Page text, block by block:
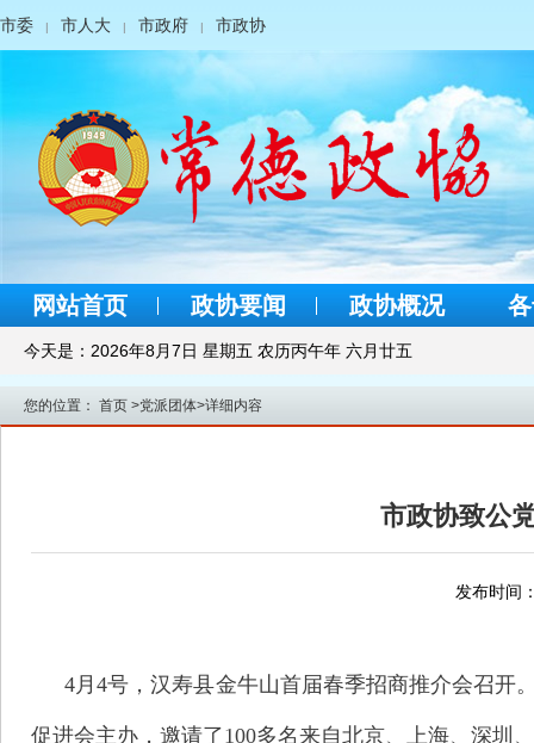
市委 | 市人大 | 市政府 | 市政协
网站首页 政协要闻 政协概况
今天是： 2026年8月7日 星期五 农历丙午年 六月廿五
您的位置： 首页 >党派团体>详细内容
市政协致公
发布时间
4月4号，汉寿县金牛山首届春季招商推介会召开
促进会主办，邀请了100多名来自北京、上海、深圳